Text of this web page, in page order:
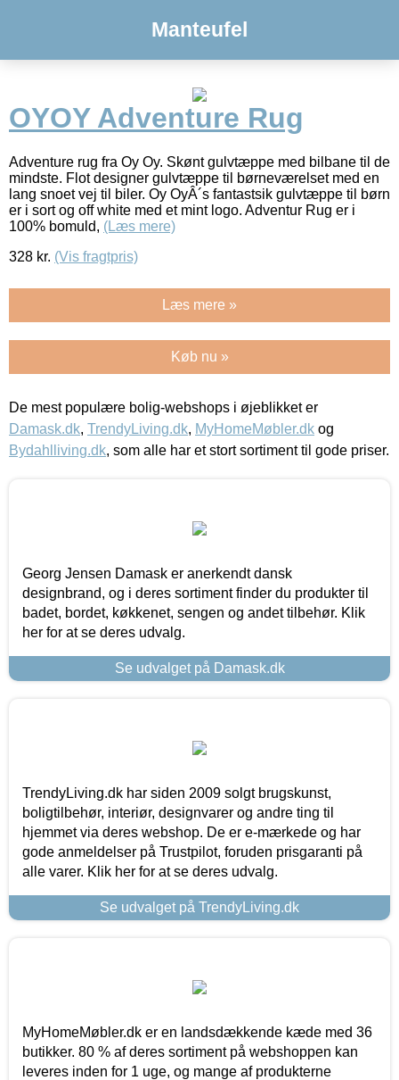
Manteufel
OYOY Adventure Rug
Adventure rug fra Oy Oy. Skønt gulvtæppe med bilbane til de
mindste. Flot designer gulvtæppe til børneværelset med en
lang snoet vej til biler. Oy OyÂ´s fantastsik gulvtæppe til børn
er i sort og off white med et mint logo. Adventur Rug er i
100% bomuld, (Læs mere)
328 kr. (Vis fragtpris)
Læs mere »
Køb nu »
De mest populære bolig-webshops i øjeblikket er
Damask.dk, TrendyLiving.dk, MyHomeMøbler.dk og
Bydahlliving.dk, som alle har et stort sortiment til gode priser.
Georg Jensen Damask er anerkendt dansk
designbrand, og i deres sortiment finder du produkter til
badet, bordet, køkkenet, sengen og andet tilbehør. Klik
her for at se deres udvalg.
Se udvalget på Damask.dk
TrendyLiving.dk har siden 2009 solgt brugskunst,
boligtilbehør, interiør, designvarer og andre ting til
hjemmet via deres webshop. De er e-mærkede og har
gode anmeldelser på Trustpilot, foruden prisgaranti på
alle varer. Klik her for at se deres udvalg.
Se udvalget på TrendyLiving.dk
MyHomeMøbler.dk er en landsdækkende kæde med 36
butikker. 80 % af deres sortiment på webshoppen kan
leveres inden for 1 uge, og mange af produkterne